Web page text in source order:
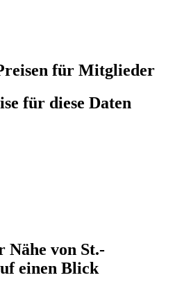
für Mitglieder
für diese Daten
Nähe von St.-
einen Blick